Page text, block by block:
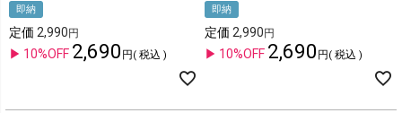
即納
定価 2,990
10%OFF 2,690 税込
即納
定価 2,990
10%OFF 2,690 税込